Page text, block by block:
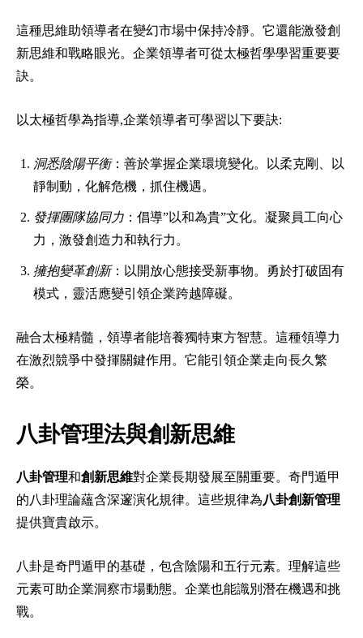
這種思維助領導者在變幻市場中保持冷靜。它還能激發創
新思維和戰略眼光。企業領導者可從太極哲學學習重要要
訣。
以太極哲學為指導,企業領導者可學習以下要訣:
洞悉陰陽平衡：善於掌握企業環境變化。以柔克剛、以
靜制動，化解危機，抓住機遇。
發揮團隊協同力 ：倡導”以和為貴”文化。凝聚員工向心
力，激發創造力和執行力。
擁抱變革創新：以開放心態接受新事物。勇於打破固有
模式，靈活應變引領企業跨越障礙。
融合太極精髓，領導者能培養獨特東方智慧。這種領導力
在激烈競爭中發揮關鍵作用。它能引領企業走向長久繁
榮。
八卦管理法與創新思維
八卦管理和創新思維對企業長期發展至關重要。奇門遁甲
的八卦理論蘊含深邃演化規律。這些規律為八卦創新管理
提供寶貴啟示。
八卦是奇門遁甲的基礎，包含陰陽和五行元素。理解這些
元素可助企業洞察市場動態。企業也能識別潛在機遇和挑
戰。